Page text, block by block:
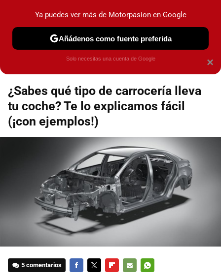
marca que se menciona
Espacio Toyota
¿Sabes qué tipo de carrocería lleva
tu coche? Te lo explicamos fácil
(¡con ejemplos!)
5 comentarios
×
Ya puedes ver más de Motorpasion en Google
Añádenos como fuente preferida
Solo necesitas una cuenta de Google